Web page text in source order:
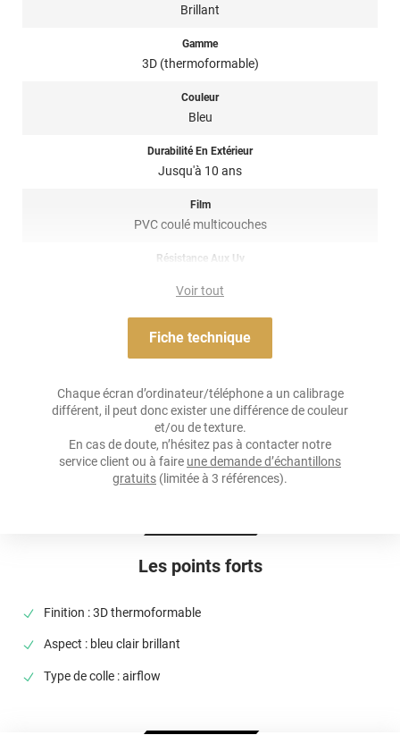
Les points forts
Finition : 3D thermoformable
Aspect : bleu clair brillant
Type de colle : airflow
Nettoyage : les produits utilisés pour le nettoyage et l'entretien
idéalement équilibré c'est à dire ni trop acide, ni trop alcalin
(niveau de pH entre 5 et 9), sans alcool, ni acides, ni
film de coveringdispose d’une finition 3D, c’est-à-
dire qu’il est thermoformable. Il est donc sensible à la chaleur
(décapeur thermique ou sèche-cheveux), il est conseillé dans la
courbées ! Il est donc privilégié pour untotal covering
Brillant
Gamme
3D (thermoformable)
Couleur
Bleu
Durabilité En Extérieur
Jusqu'à 10 ans
Film
PVC coulé multicouches
Résistance Aux Uv
Acrylique solvant, sensible à la pression, repositionnable
Épaisseur
100 µ
Température D'application
Température D'utilisation
Voir tout
Fiche technique
Chaque écran d’ordinateur/téléphone a un calibrage
différent, il peut donc exister une différence de couleur
et/ou de texture.
En cas de doute, n’hésitez pas à contacter notre
service client ou à faire une demande d’échantillons
gratuits (limitée à 3 références).